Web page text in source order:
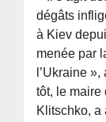
dégâts
à Kiev
menée par
l’Ukraine
tôt, le maire
Klitschko, a